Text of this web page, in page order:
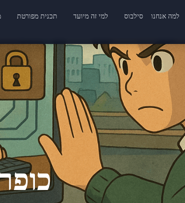
למה אנחנו סילבוס למי זה מיועד תכנית מפורטת